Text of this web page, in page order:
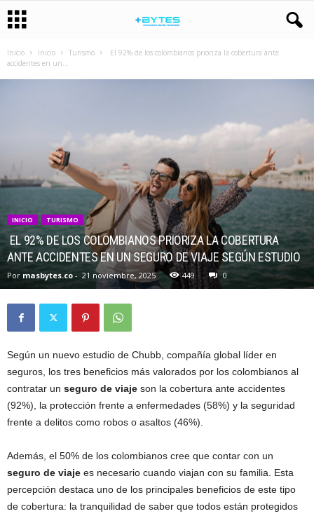
Inicio Inicio Turismo
El 92% de los colombianos prioriza la cobertura ante
accidentes en un...
INICIO TURISMO
EL 92% DE LOS COLOMBIANOS PRIORIZA LA COBERTURA
ANTE ACCIDENTES EN UN SEGURO DE VIAJE SEGÚN ESTUDIO
Por masbytes.co - 21 noviembre, 2025 449 0
Según un nuevo estudio de Chubb, compañía global líder en
seguros, los tres beneficios más valorados por los colombianos al
contratar un seguro de viaje son la cobertura ante accidentes
(92%), la protección frente a enfermedades (58%) y la seguridad
frente a delitos como robos o asaltos (46%).
Además, el 50% de los colombianos cree que contar con un
seguro de viaje es necesario cuando viajan con su familia. Esta
percepción destaca uno de los principales beneficios de este tipo
de cobertura: la tranquilidad de saber que todos están protegidos